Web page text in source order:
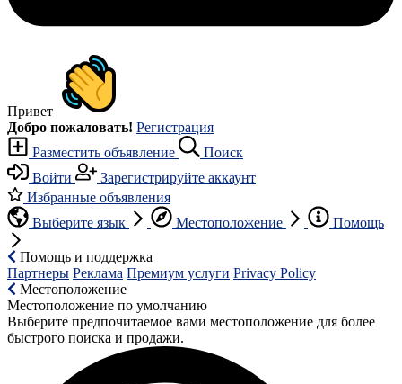
Привет
Добро пожаловать! Регистрация
Разместить объявление
Поиск
Войти
Зарегистрируйте аккаунт
Избранные объявления
Выберите язык
Местоположение Помощь
Помощь и поддержка
Партнеры Реклама Премиум услуги Privacy Policy
Местоположение
Местоположение по умолчанию
Выберите предпочитаемое вами местоположение для более
быстрого поиска и продажи.